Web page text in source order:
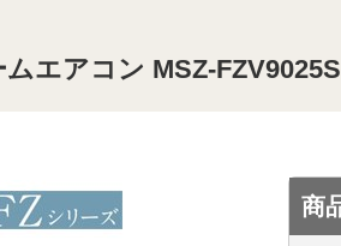
エアコン MSZ-
商